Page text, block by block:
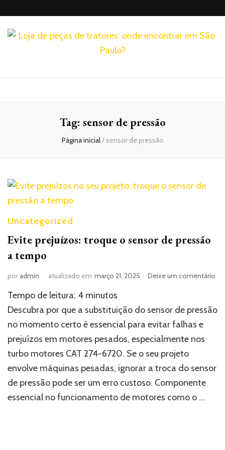
Tag: sensor de pressão
Página inicial/ sensor de pressão
Uncategorized
Evite prejuízos: troque o sensor de pressão
a tempo
poradmin atualizado em março 21, 2025 Deixe um comentário
Tempo de leitura: 4 minutos
Descubra por que a substituição do sensor de pressão
no momento certo é essencial para evitar falhas e
prejuízos em motores pesados, especialmente nos
turbo motores CAT 274-6720. Se o seu projeto
envolve máquinas pesadas, ignorar a troca do sensor
de pressão pode ser um erro custoso. Componente
essencial no funcionamento de motores como o …